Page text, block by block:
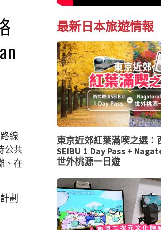
線
公共
、在
劃
最新日本旅遊情報
東京近郊紅葉滿喫之選：
SEIBU 1 Day Pass +
世外桃源一日遊